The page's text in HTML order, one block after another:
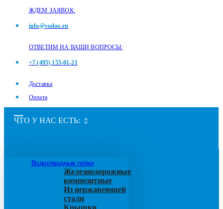
ЖДЕМ ЗАЯВОК:
info@vodoo.ru
ОТВЕТИМ НА ВАШИ ВОПРОСЫ:
+7 (495) 155-01-21
Доставка
Оплата
ЧТО У НАС ЕСТЬ:
Водоотводные лотки
Железнодорожные
композитные
Из нержавеющей
стали
Крышки